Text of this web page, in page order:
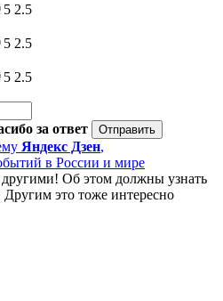
5 2.5
5 2.5
5 2.5
за ответ
Яндекс Дзен,
в России и мире
Об этом должны узнать
Другим это тоже интересно